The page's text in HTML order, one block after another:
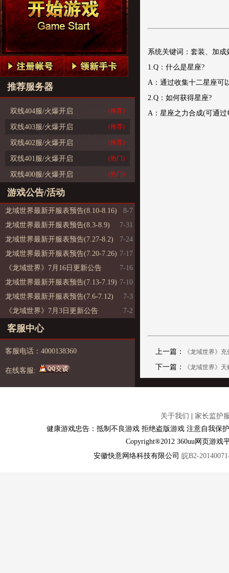
推荐服务器
双线404服/火爆开启 (推荐)
双线403服/火爆开启 (推荐)
双线402服/火爆开启 (推荐)
双线401服/火爆开启 (热门)
双线400服/火爆开启 (热门)
游戏公告/活动
龙域世界最新开服表预告(8.10-8.16)
8-7
龙域世界最新开服表预告(8.3-8.9)
7-31
龙域世界最新开服表预告(7.27-8.2)
7-24
龙域世界最新开服表预告(7.20-7.26) 7-17
《龙域世界》7月16日更新公告
7-16
龙域世界最新开服表预告(7.13-7.19) 7-10
龙域世界最新开服表预告(7.6-7.12)
7-3
《龙域世界》7月3日更新公告
7-2
客服中心
客服电话：4000138360
在线客服:
系统关键词：套装、加成
1.Q：什么是星座?
A：通过收集十二星座可
2.Q：如何获得星座?
A：星座之力合成(可通
上一篇： 《龙域世界》
下一篇： 《龙域世界》
关于我们
家长监护
健康游戏忠告：抵制不良游戏 拒绝盗版游戏 注意自我保
Copyright®2012 360uu网页游
安徽快意网络科技有限公司 皖B2-